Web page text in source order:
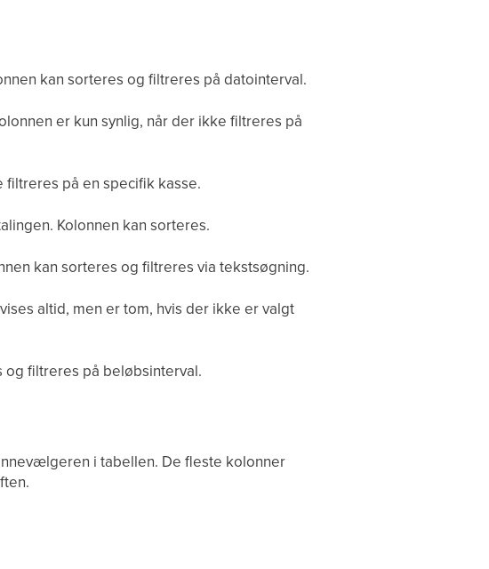
kan sorteres og filtreres på datointerval.
er kun synlig, når der ikke filtreres på
filtreres på en specifik kasse.
Kolonnen kan sorteres.
kan sorteres og filtreres via tekstsøgning.
altid, men er tom, hvis der ikke er valgt
og filtreres på beløbsinterval.
i tabellen. De fleste kolonner